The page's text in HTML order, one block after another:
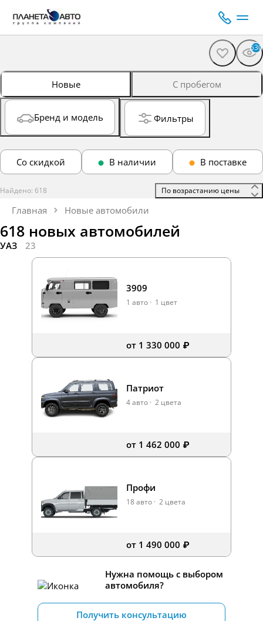
530
Новые С пробегом
Бренд и модель Фильтры
Со скидкой В наличии В поставке
Найдено: 618
Главная Новые автомобили
618 новых автомобилей
УАЗ 23
3909
1 авто · 1 цвет
от 1 330 000 ₽
Патриот
4 авто · 2 цвета
от 1 462 000 ₽
Профи
18 авто · 2 цвета
от 1 490 000 ₽
Нужна помощь с выбором
автомобиля?
Получить консультацию